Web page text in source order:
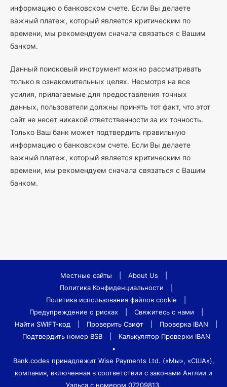
информацию о банковском счете. Если Вы делаете
важный платеж, который является критическим по
времени, мы рекомендуем сначала связаться с Вашим
банком.
Данный поисковый инструмент можно рассматривать
только в ознакомительных целях. Несмотря на все
усилия, прилагаемые для предоставления точных
данных, пользователи должны принять тот факт, что этот
сайт не несет никакой ответственности за их точность.
Только Ваш банк может подтвердить правильную
информацию о банковском счете. Если Вы делаете
важный платеж, который является критическим по
времени, мы рекомендуем сначала связаться с Вашим
банком.
Местные сайты About Us
Политика Конфиденциальности
Политика использования файлов cookie
Предупреждение о рисках
Свяжитесь с нами
Найти SWIFT-код
Проверить Свифт Проверка IBAN
Подтвердить номер BSB
Калькулятор Проверки IBAN
•
Bank.codes принадлежит Wise Payments Ltd. («Мы», «США»),
компания, включенная в соответствии с законами Англии и
Уэльса с номером 07209813.